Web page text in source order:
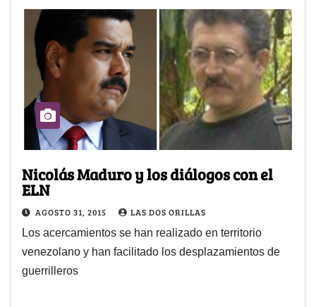
Nicolás Maduro y los diálogos con el
ELN
AGOSTO 31, 2015 LAS DOS ORILLAS
Los acercamientos se han realizado en territorio
venezolano y han facilitado los desplazamientos de
guerrilleros